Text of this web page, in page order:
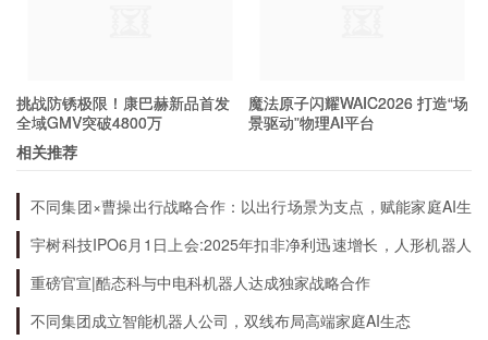
挑战防锈极限！康巴赫新品首发
全域GMV突破4800万
魔法原子闪耀WAIC2026 打造“场
景驱动”物理AI平台
相关推荐
不同集团×曹操出行战略合作：以出行场景为支点，赋能家庭AI生
态升级
宇树科技IPO6月1日上会:2025年扣非净利迅速增长，人形机器人
出货量全球第一
重磅官宣|酷态科与中电科机器人达成独家战略合作
不同集团成立智能机器人公司，双线布局高端家庭AI生态